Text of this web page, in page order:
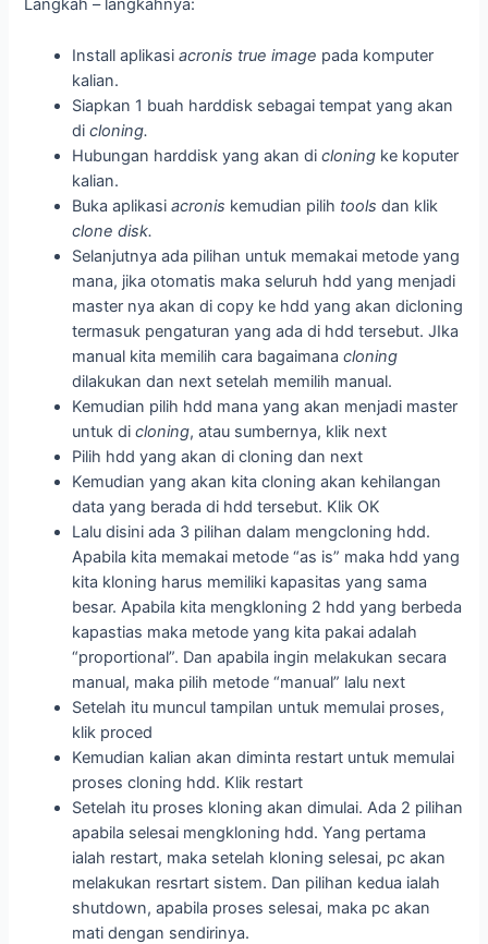
Langkah – langkahnya:
Install aplikasiacronis true image pada komputer
kalian.
Siapkan 1 buah harddisk sebagai tempat yang akan
dicloning.
Hubungan harddisk yang akan dicloning ke koputer
kalian.
Buka aplikasiacronis kemudian pilih tools dan klik
clone disk.
Selanjutnya ada pilihan untuk memakai metode yang
mana, jika otomatis maka seluruh hdd yang menjadi
master nya akan di copy ke hdd yang akan dicloning
termasuk pengaturan yang ada di hdd tersebut. JIka
manual kita memilih cara bagaimanacloning
dilakukan dan next setelah memilih manual.
Kemudian pilih hdd mana yang akan menjadi master
untuk dicloning, atau sumbernya, klik next
Pilih hdd yang akan di cloning dan next
Kemudian yang akan kita cloning akan kehilangan
data yang berada di hdd tersebut. Klik OK
Lalu disini ada 3 pilihan dalam mengcloning hdd.
Apabila kita memakai metode “as is” maka hdd yang
kita kloning harus memiliki kapasitas yang sama
besar. Apabila kita mengkloning 2 hdd yang berbeda
kapastias maka metode yang kita pakai adalah
“proportional”. Dan apabila ingin melakukan secara
manual, maka pilih metode “manual” lalu next
Setelah itu muncul tampilan untuk memulai proses,
klik proced
Kemudian kalian akan diminta restart untuk memulai
proses cloning hdd. Klik restart
Setelah itu proses kloning akan dimulai. Ada 2 pilihan
apabila selesai mengkloning hdd. Yang pertama
ialah restart, maka setelah kloning selesai, pc akan
melakukan resrtart sistem. Dan pilihan kedua ialah
shutdown, apabila proses selesai, maka pc akan
mati dengan sendirinya.